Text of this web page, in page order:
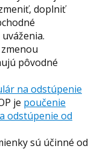
doplniť
pôvodné
na odstúpenie
je poučenie
odstúpenie od
sú účinné od